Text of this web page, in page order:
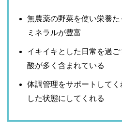
無農薬の野菜を使い栄養た
ミネラルが豊富
イキイキとした日常を過
酸が多く含まれている
体調管理をサポートして
した状態にしてくれる